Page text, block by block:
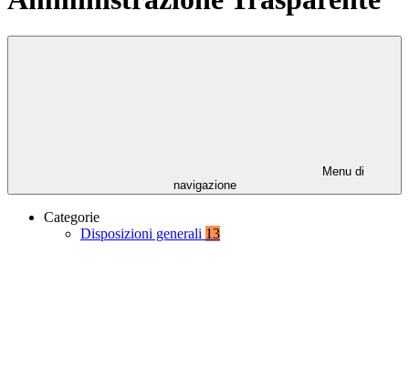
Menu di
navigazione
Categorie
Disposizioni generali 13